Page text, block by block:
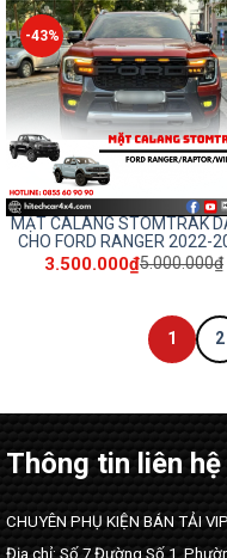
-43%
MẶT CALANG STOMTRAK
CHO FORD RANGER 2022-
3.500.000₫5.000.000₫
1 2
Thông tin liên hệ
CHUYÊN PHỤ KIỆN BÁN TẢI
Địa chỉ: Số 7 Đường Số 1,